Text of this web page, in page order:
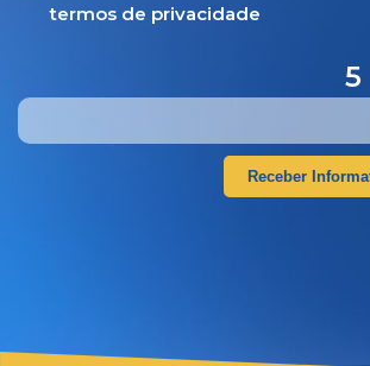
termos de privacidade
5
Receber